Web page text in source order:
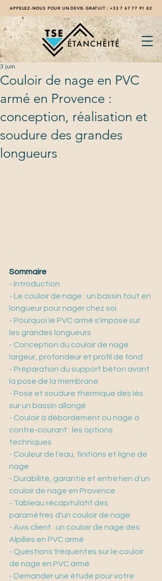
APPELEZ-NOUS POUR UN DEVIS GRATUIT : +33 7 67 77 91 82
Couloir de nage en PVC
armé en Provence :
conception, réalisation et
soudure des grandes
longueurs
3 juin
Sommaire
- Introduction
- Le couloir de nage : un bassin tout en
longueur pour nager chez soi
- Pourquoi le PVC armé s'impose sur
les grandes longueurs
- Conception du couloir de nage :
largeur, profondeur et profil de fond
- Préparation du support béton avant
la pose de la membrane
- Pose et soudure thermique des lés
sur un bassin allongé
- Couloir à débordement ou nage à
contre-courant : les options
techniques
- Couleur de l'eau, finitions et ligne de
nage
- Durabilité, garantie et entretien d'un
couloir de nage en Provence
- Tableau récapitulatif des
paramètres d'un couloir de nage
- Avis client : un couloir de nage des
Alpilles en PVC armé
- Questions fréquentes sur le couloir
de nage en PVC armé
- Demander une étude pour votre